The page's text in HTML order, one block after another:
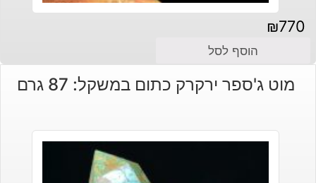
₪770
הוסף לסל
מוט ג'ספר ירקרק כתום במשקל: 87 גרם